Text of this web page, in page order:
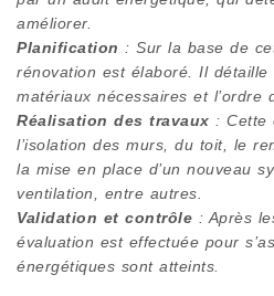
améliorer.
Planification : Sur la base de
rénovation est élaboré. Il
matériaux nécessaires et l’ordre
Réalisation des travaux : Cette
l’isolation des murs, du toit, le
la mise en place d’un nouveau
ventilation, entre autres.
Validation et contrôle : Après
évaluation est effectuée pour
énergétiques sont atteints.